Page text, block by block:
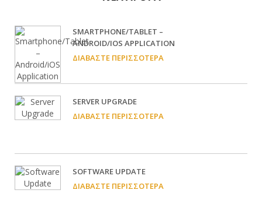
SMARTPHONE/TABLET –
ANDROID/IOS APPLICATION
ΔΙΑΒΆΣΤΕ ΠΕΡΙΣΣΌΤΕΡΑ
SERVER UPGRADE
ΔΙΑΒΆΣΤΕ ΠΕΡΙΣΣΌΤΕΡΑ
SOFTWARE UPDATE
ΔΙΑΒΆΣΤΕ ΠΕΡΙΣΣΌΤΕΡΑ